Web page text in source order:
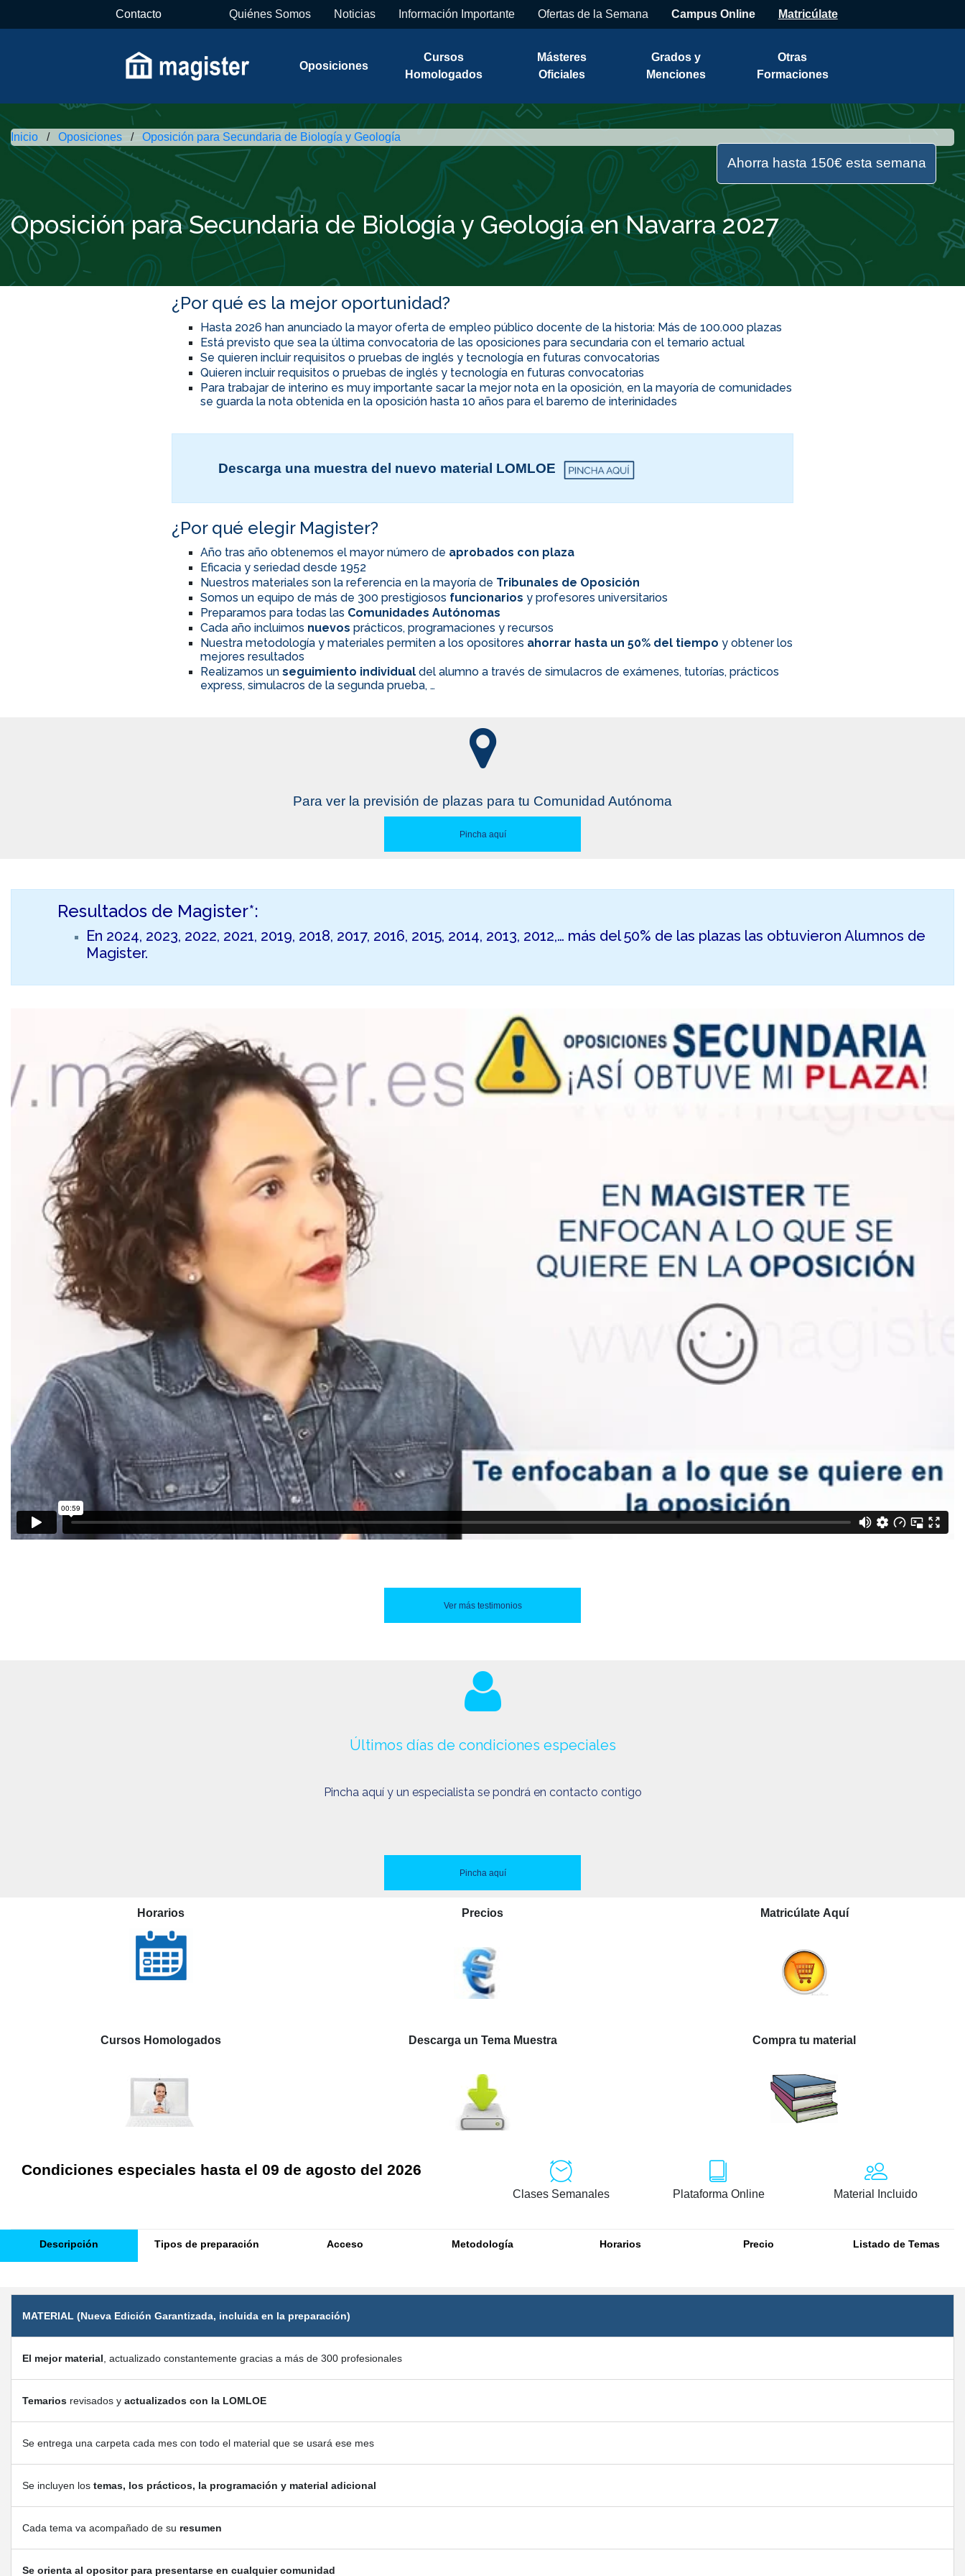
Contacto Quiénes Somos Noticias Información Importante Ofertas de la Semana Campus Online Matricúlate
Oposiciones
Cursos
Homologados
Másteres
Oficiales
Grados y
Menciones
Otras
Formaciones
Inicio Oposiciones Oposición para Secundaria de Biología y Geología
Ahorra hasta 150€ esta semana
Oposición para Secundaria de Biología y Geología en Navarra 2027
¿Por qué es la mejor oportunidad?
Hasta 2026 han anunciado la mayor oferta de empleo público docente de la historia: Más de 100.000 plazas
Está previsto que sea la última convocatoria de las oposiciones para secundaria con el temario actual
Se quieren incluir requisitos o pruebas de inglés y tecnología en futuras convocatorias
Quieren incluir requisitos o pruebas de inglés y tecnología en futuras convocatorias
Para trabajar de interino es muy importante sacar la mejor nota en la oposición, en la mayoría de comunidades
se guarda la nota obtenida en la oposición hasta 10 años para el baremo de interinidades
Descarga una muestra del nuevo material LOMLOE
¿Por qué elegir Magister?
Año tras año obtenemos el mayor número de aprobados con plaza
Eficacia y seriedad desde 1952
Nuestros materiales son la referencia en la mayoría de Tribunales de Oposición
Somos un equipo de más de 300 prestigiosos funcionarios y profesores universitarios
Preparamos para todas las Comunidades Autónomas
Cada año incluimos nuevos prácticos, programaciones y recursos
Nuestra metodología y materiales permiten a los opositores ahorrar hasta un 50% del tiempo y obtener los
mejores resultados
Realizamos un seguimiento individual del alumno a través de simulacros de exámenes, tutorías, prácticos
express, simulacros de la segunda prueba, …
Para ver la previsión de plazas para tu Comunidad Autónoma
Pincha aquí
Resultados de Magister*:
En 2024, 2023, 2022, 2021, 2019, 2018, 2017, 2016, 2015, 2014, 2013, 2012,… más del 50% de las plazas las obtuvieron Alumnos de
Magister.
Ver más testimonios
Últimos días de condiciones especiales
Pincha aquí y un especialista se pondrá en contacto contigo
Pincha aquí
Horarios Precios Matricúlate Aquí
Cursos Homologados Descarga un Tema Muestra Compra tu material
Condiciones especiales hasta el 09 de agosto del 2026
Clases Semanales Plataforma Online Material Incluido
Descripción Tipos de preparación Acceso Metodología Horarios Precio Listado de Temas
MATERIAL (Nueva Edición Garantizada, incluida en la preparación)
El mejor material , actualizado constantemente gracias a más de 300 profesionales
Temarios revisados y actualizados con la LOMLOE
Se entrega una carpeta cada mes con todo el material que se usará ese mes
Se incluyen los temas, los prácticos, la programación y material adicional
Cada tema va acompañado de su resumen
Se orienta al opositor para presentarse en cualquier comunidad